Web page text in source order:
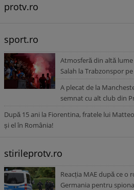
protv.ro
sport.ro
Atmosferă din altă
Salah la Trabzonspor
A plecat de la
semnat cu alt club din
După 15 ani la Fiorentina, fratele lui
și el în România!
stirileprotv.ro
Reacția MAE după ce o
Germania pentru